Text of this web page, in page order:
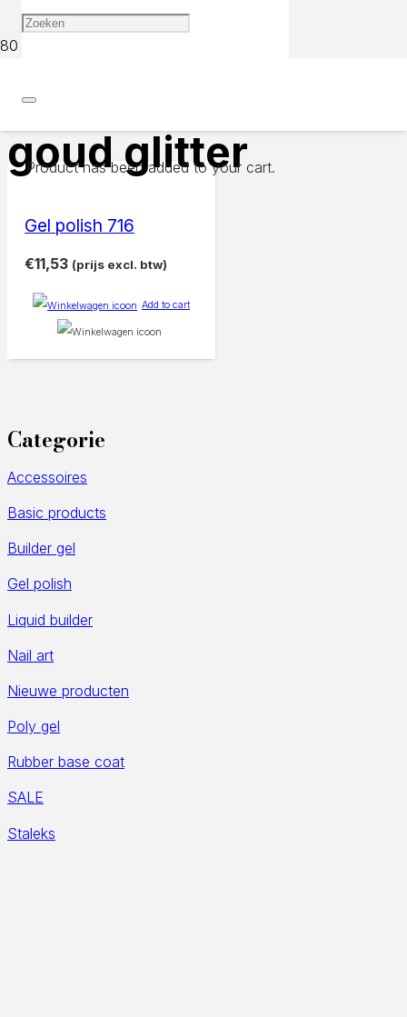
Producthas been added to your cart.
goud glitter
Gel polish 716
€11,53 (prijs excl. btw)
Add to cart
Categorie
Accessoires
Basic products
Builder gel
Gel polish
Liquid builder
Nail art
Nieuwe producten
Poly gel
Rubber base coat
SALE
Staleks